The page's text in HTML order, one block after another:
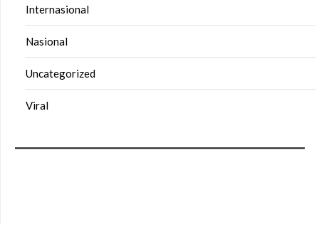
Internasional
Nasional
Uncategorized
Viral